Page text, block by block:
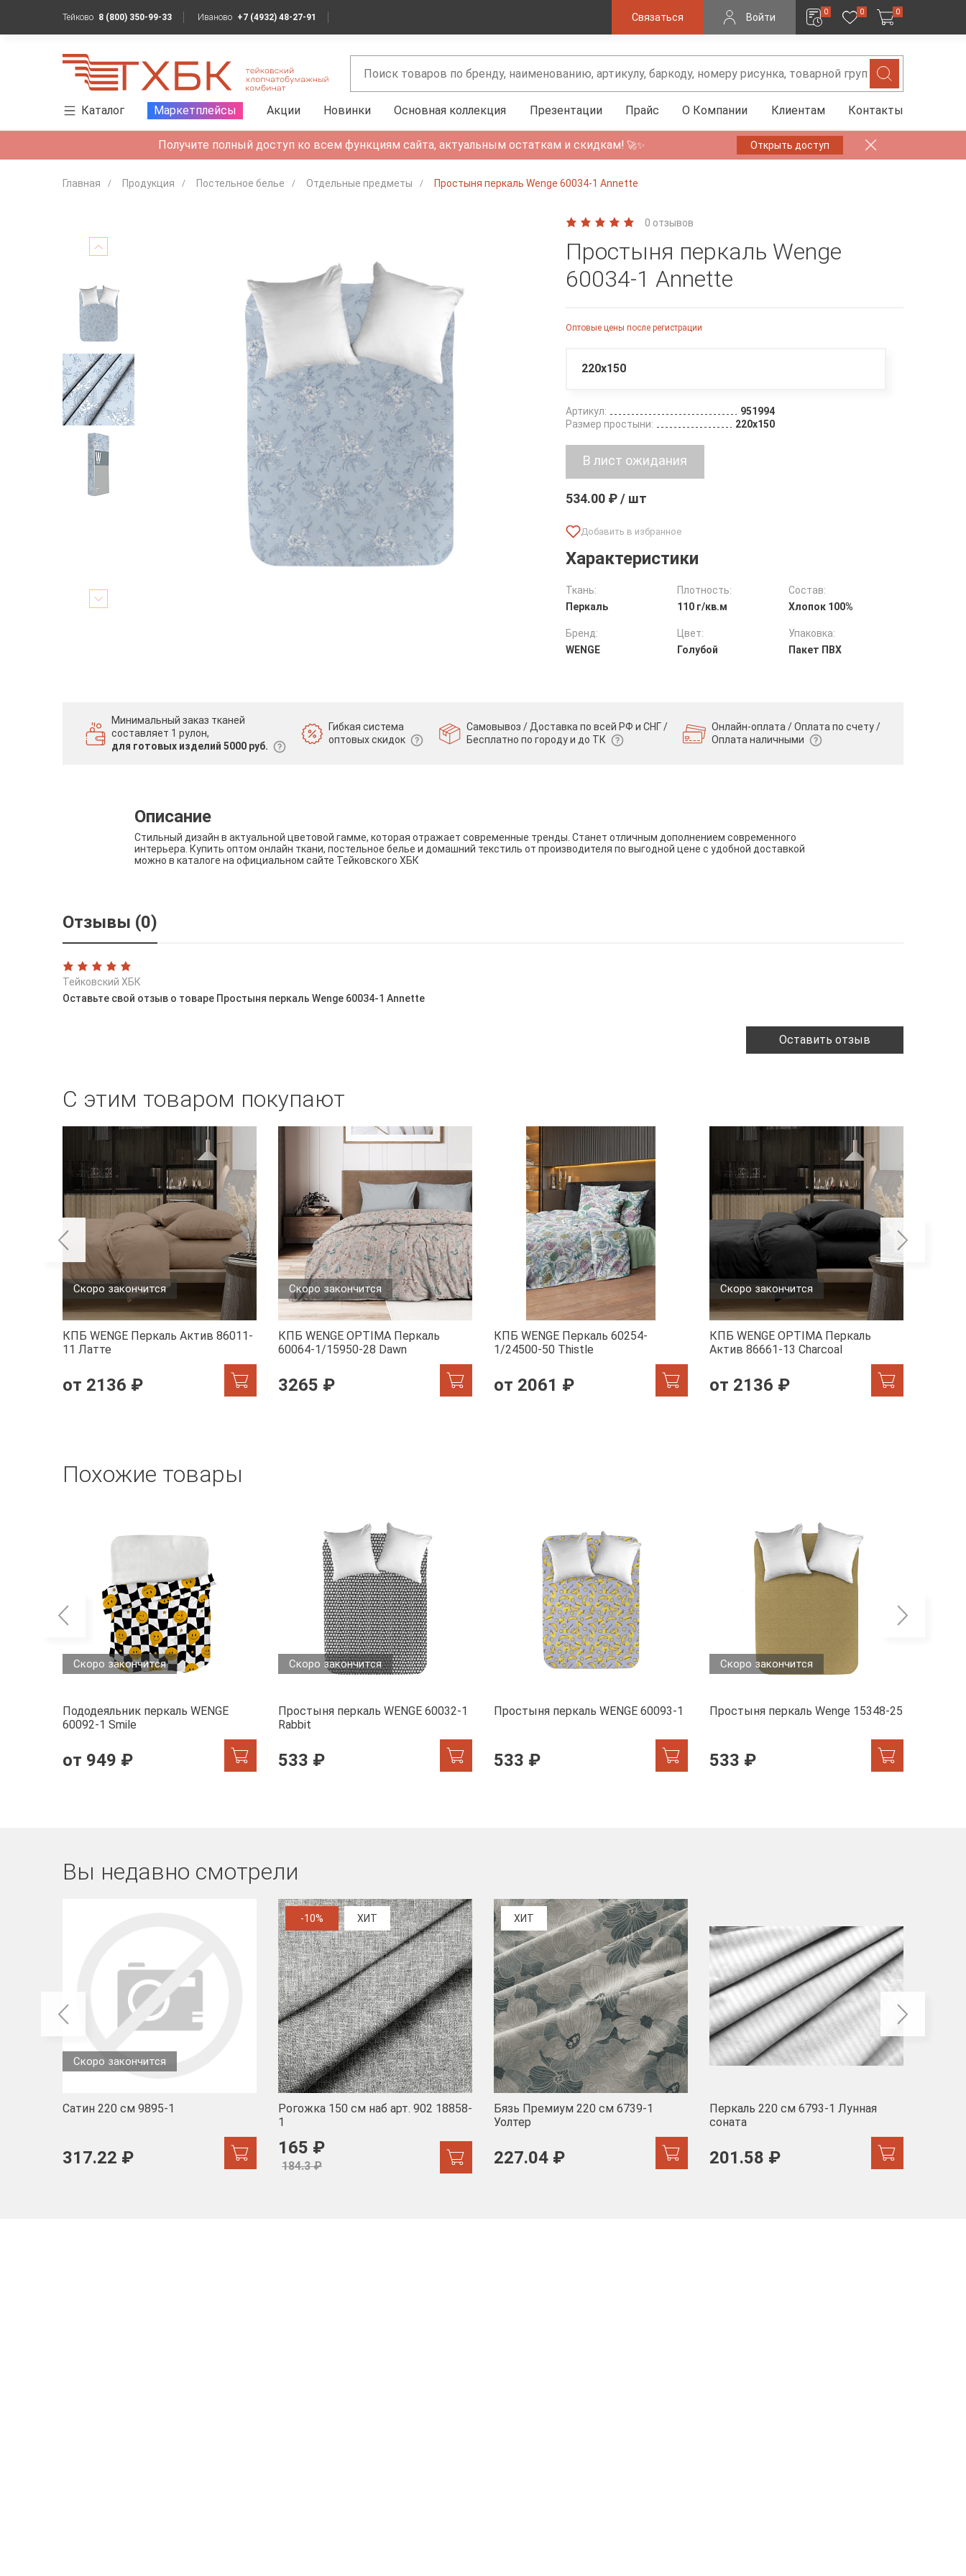
Тейково 8 (800) 350-99-33 Иваново +7 (4932) 48-27-91 Связаться Войти 0 0 0
Каталог Маркетплейсы Акции Новинки Основная коллекция Презентации Прайс О Компании Клиентам Контакты
Получите полный доступ ко всем функциям сайта, актуальным остаткам и скидкам! 🚀✨ Открыть доступ
Главная Продукция Постельное белье Отдельные предметы Простыня перкаль Wenge 60034-1 Annette
0 отзывов
Простыня перкаль Wenge
60034-1 Annette
Оптовые цены после регистрации
220х150
Артикул:
951994
Размер простыни:
220х150
534.00 ₽ / шт
Характеристики
Ткань:
Перкаль
Плотность:
110 г/кв.м
Состав:
Хлопок 100%
Бренд:
WENGE
Цвет:
Голубой
Упаковка:
Пакет ПВХ
Минимальный заказ тканей
составляет 1 рулон,
для готовых изделий 5000 руб.
Гибкая система
оптовых скидок
Самовывоз / Доставка по всей РФ и СНГ /
Бесплатно по городу и до ТК
Онлайн-оплата / Оплата по счету /
Оплата наличными
Описание
Стильный дизайн в актуальной цветовой гамме, которая отражает современные тренды. Станет отличным дополнением современного
интерьера. Купить оптом онлайн ткани, постельное белье и домашний текстиль от производителя по выгодной цене с удобной доставкой
можно в каталоге на официальном сайте Тейковского ХБК
Отзывы (0)
Тейковский ХБК
Оставьте свой отзыв о товаре Простыня перкаль Wenge 60034-1 Annette
Оставить отзыв
С этим товаром покупают
Скоро закончится
КПБ WENGE Перкаль Актив 86011-
11 Латте
от 2136 ₽
Скоро закончится
КПБ WENGE OPTIMA Перкаль
60064-1/15950-28 Dawn
3265 ₽
КПБ WENGE Перкаль 60254-
1/24500-50 Тhistle
от 2061 ₽
Скоро закончится
КПБ WENGE OPTIMA Перкаль
Актив 86661-13 Charcoal
от 2136 ₽
Похожие товары
Скоро закончится
Пододеяльник перкаль WENGE
60092-1 Smile
от 949 ₽
Скоро закончится
Простыня перкаль WENGE 60032-1
Rabbit
533 ₽
Простыня перкаль WENGE 60093-1
533 ₽
Скоро закончится
Простыня перкаль Wenge 15348-25
533 ₽
Вы недавно смотрели
Скоро закончится
Сатин 220 см 9895-1
317.22 ₽
-10% ХИТ
Рогожка 150 см наб арт. 902 18858-
1
165 ₽
184.3 ₽
ХИТ
Бязь Премиум 220 см 6739-1
Уолтер
227.04 ₽
Перкаль 220 см 6793-1 Лунная
соната
201.58 ₽